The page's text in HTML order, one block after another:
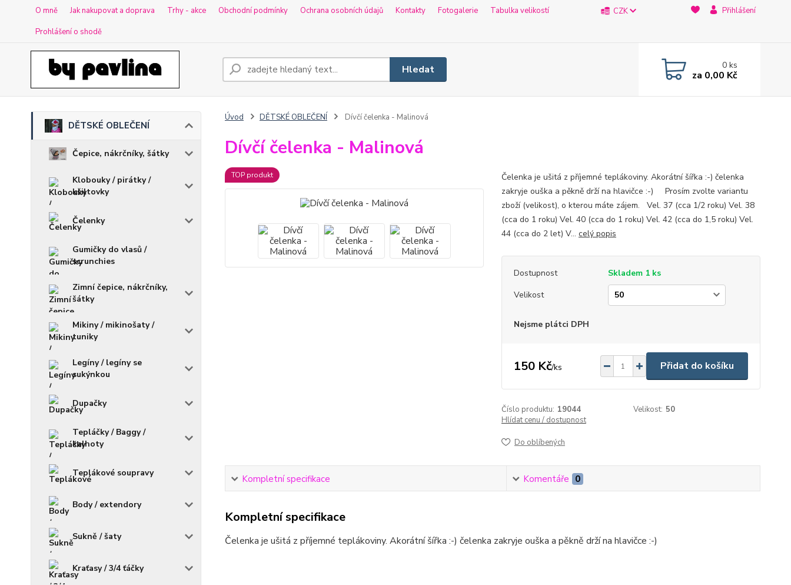
O mně Jak nakupovat a doprava Trhy - akce Obchodní podmínky Ochrana osobních údajů Kontakty Fotogalerie
Tabulka velikostí
Prohlášení o shodě
CZK Přihlášení
Hledat 0ks
za 0,00 Kč
DĚTSKÉ OBLEČENÍ
Čepice, nákrčníky, šátky
Klobouky / pirátky /
kšiltovky
Čelenky
Gumičky do vlasů /
scrunchies
Zimní čepice, nákrčníky,
šátky
Mikiny / mikinošaty /
tuniky
Legíny / legíny se
sukýnkou
Dupačky
Tepláčky / Baggy /
kalhoty
Teplákové soupravy
Body / extendory
Sukně / šaty
Kraťasy / 3/4 ťáčky
Úvod DĚTSKÉ OBLEČENÍ Dívčí čelenka - Malinová
Dívčí čelenka - Malinová
TOP produkt
Čelenka je ušitá z příjemné teplákoviny. Akorátní šířka :-) čelenka
zakryje ouška a pěkně drží na hlavičce :-) Prosím zvolte variantu
zboží (velikost), o kterou máte zájem. Vel. 37 (cca 1/2 roku) Vel. 38
(cca do 1 roku) Vel. 40 (cca do 1 roku) Vel. 42 (cca do 1,5 roku) Vel.
44 (cca do 2 let) V... celý popis
Dostupnost
Skladem 1 ks
Velikost
Nejsme plátci DPH
150 Kč/ks Přidat do košíku
Číslo produktu: 19044 Velikost: 50
Hlídat cenu / dostupnost
Do oblíbených
Kompletní specifikace Komentáře 0
Kompletní specifikace
Čelenka je ušitá z příjemné teplákoviny. Akorátní šířka :-) čelenka zakryje ouška a pěkně drží na hlavičce :-)